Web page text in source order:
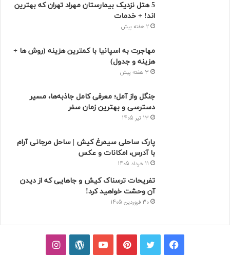
5 هتل نزدیک بیمارستان مهراد تهران که بهترین‌
اند! + خدمات
2 هفته پیش
مهاجرت به اسپانیا با کمترین هزینه (روش ها +
هزینه و جدول)
3 هفته پیش
جنگل واز آمل؛ معرفی کامل جاذبه‌ها، مسیر
دسترسی و بهترین زمان سفر
13 تیر 1405
پارک ساحلی سیمرغ کیش | ساحل مرجانی آرام
با آدرس، امکانات و عکس
11 خرداد 1405
تفریحات ترسناک کیش و جاهایی که از دیدن
آن وحشت خواهید کرد!
30 فروردین 1405
فیسبوکتوییترپینتریستیوتیوبوردپرساینستاگرام